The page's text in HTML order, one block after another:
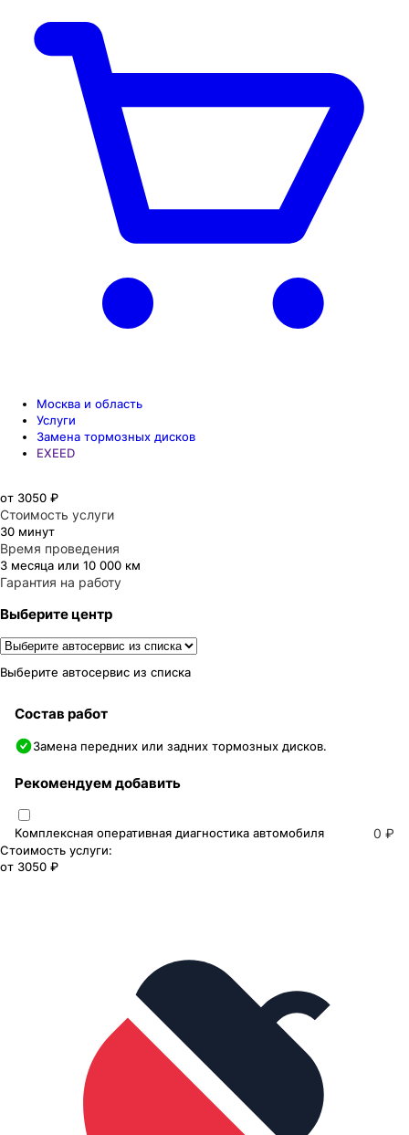
Москва и область
Услуги
Замена тормозных дисков
EXEED
от 3050 ₽
Стоимость услуги
30 минут
Время проведения
3 месяца или 10 000 км
Гарантия на работу
Выберите центр
Выберите автосервис из списка
Состав работ
Замена передних или задних тормозных дисков.
Рекомендуем добавить
Комплексная оперативная диагностика автомобиля 0 ₽
Стоимость услуги:
от 3050 ₽